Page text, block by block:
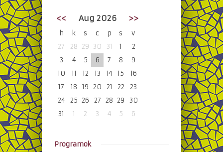
<< Aug 2026 >>
h k s c p s
v
27
28 29 30 31 1
2
3
4 5 6 7 8
9
10
11 12 13 14 15
16
17
18 19 20 21 22
23
24
25 26 27 28 29
30
31
1 2 3 4 5 6
Programok